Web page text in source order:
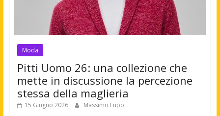
Moda
Pitti Uomo 26: una collezione che
mette in discussione la percezione
stessa della maglieria
15 Giugno 2026 Massimo Lupo